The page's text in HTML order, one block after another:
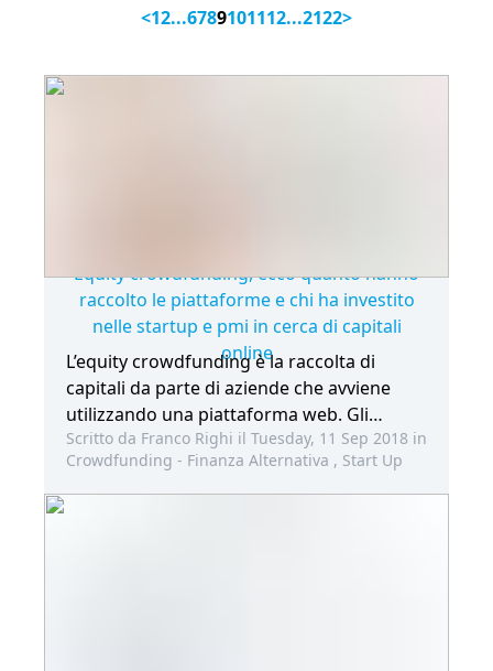
<12...6789101112...2122>
Equity crowdfunding, ecco quanto hanno
raccolto le piattaforme e chi ha investito
nelle startup e pmi in cerca di capitali
online
L’equity crowdfunding è la raccolta di
capitali da parte di aziende che avviene
utilizzando una piattaforma web. Gli
investitori possono essere privati, ma
anche istituzionali o professionali.
Scritto da Franco Righi il Tuesday, 11 Sep 2018 in
Crowdfunding - Finanza Alternativa , Start Up